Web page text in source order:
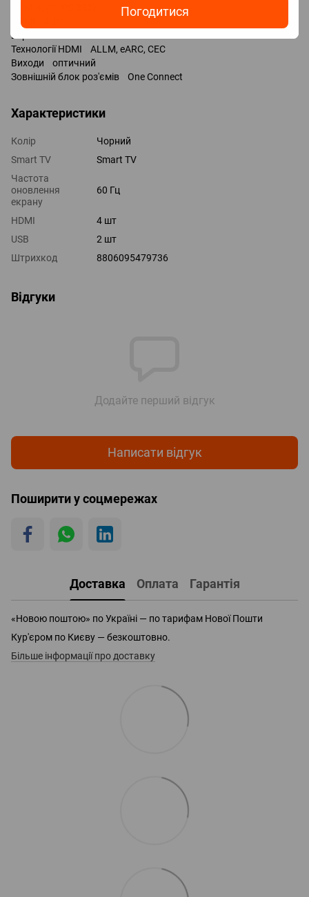
Погодитися
HDMI 4 шт
Версія HDMI v 2.0
Технології HDMI ALLM, eARC, CEC
Виходи оптичний
Зовнішній блок роз'ємів One Connect
Характеристики
Колір
Чорний
Smart TV
Smart TV
Частота
оновлення
екрану
60 Гц
HDMI
4 шт
USB
2 шт
Штрихкод
8806095479736
Відгуки
Додайте перший відгук
Написати відгук
Поширити у соцмережах
Доставка Оплата Гарантія
«Новою поштою» по Україні — по тарифам Нової Пошти
Кур'єром по Києву — безкоштовно.
Більше інформації про доставку